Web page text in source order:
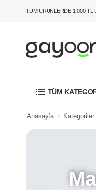
TÜM ÜRÜNLERDE 1.000 TL
TÜM
Anasayfa Kategoriler